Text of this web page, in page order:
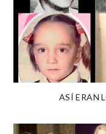
ASÍ ERAN